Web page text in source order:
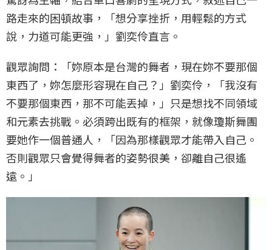
路走來的困頓故事，「想分享挫折，用輕鬆的方式
說，力道可能更強，」劉奕伶直言。
觀眾詢問：「妳原本是台灣的舞者，現在妳不要那個
東西了，妳怎麼形容現在自己？」劉奕伶，「我沒有
不要那個東西，那不可能丟掉，」只是想找不同領域
和元素去挑戰。必須跨出既有的框架，就像瓊斯舞團
要她作一個普通人，「因為那樣觀眾才能帶入自己。
否則觀眾只會覺得舞者的姿勢很美，卻離自己很遙
遠。」